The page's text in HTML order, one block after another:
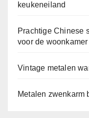
keukeneiland
Prachtige Chinese
voor de woonkamer
Vintage metalen
Metalen zwenkarm